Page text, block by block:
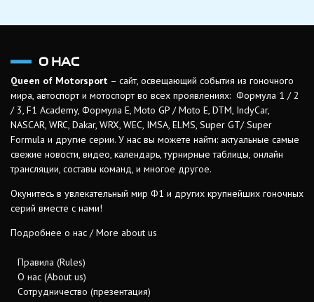
О НАС
Queen of Motorsport – сайт, освещающий события из гоночного
мира, автоспорт и мотоспорт во всех проявлениях: Формула 1 / 2
/ 3, F1 Academy, Формула Е, Moto GP / Moto E, DTM, IndyCar,
NASCAR, WRC, Dakar, WRX, WEC, IMSA, ELMS, Super GT/ Super
Formula и другие серии. У нас вы можете найти: актуальные самые
свежие новости, видео, календарь, турнирные таблицы, онлайн
трансляции, составы команд, и многое другое.
Окунитесь в увлекательный мир Ф1 и других крупнейших гоночных
серий вместе с нами!
Подробнее о нас / More about us
Правила (Rules)
О нас (About us)
Сотрудничество (презентация)